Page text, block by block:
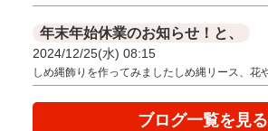
年末年始休業のお知らせ！と、
2024/12/25(水) 08:15
しめ縄飾りを作ってみましたしめ縄リース、
ブログ一覧を見る